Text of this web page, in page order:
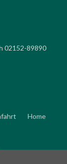
02152-89890
Home